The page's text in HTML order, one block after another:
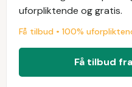
uforpliktende og gratis.
Få tilbud • 100%
Få tilbud